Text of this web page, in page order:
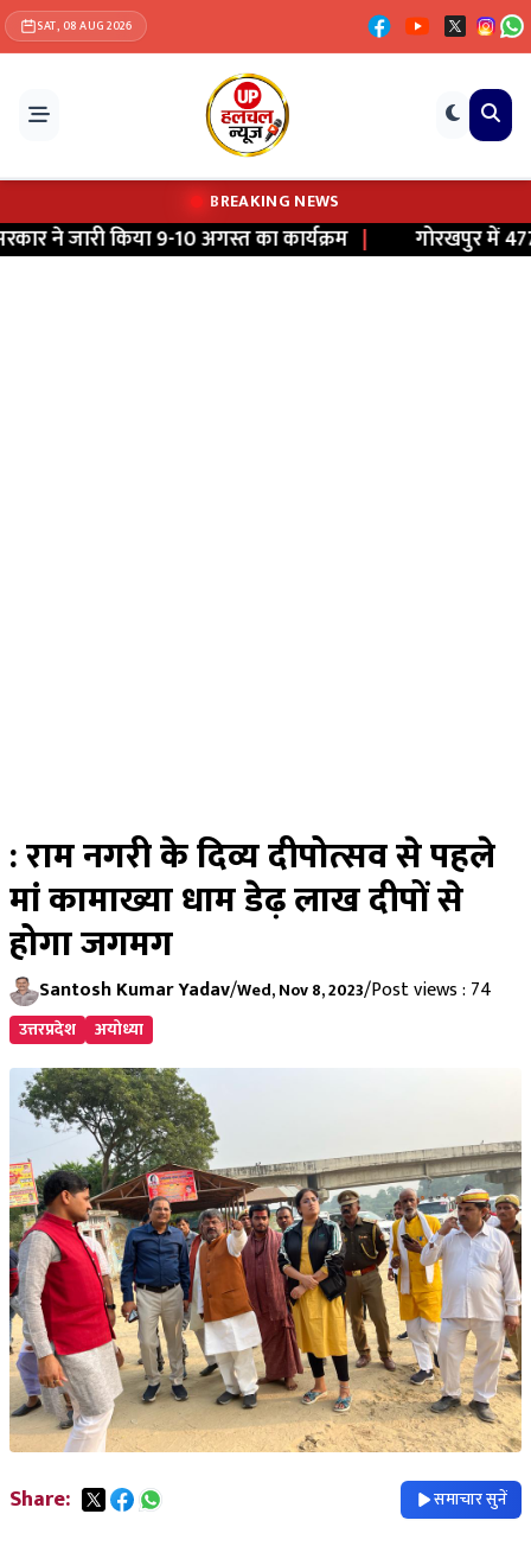
SAT, 08 AUG 2026
BREAKING NEWS
ने जारी किया 9-10 अगस्त का कार्यक्रम | गोरखपुर में 477
: राम नगरी के दिव्य दीपोत्सव से पहले
मां कामाख्या धाम डेढ़ लाख दीपों से
होगा जगमग
Santosh Kumar Yadav/Wed, Nov 8, 2023/Post views : 74
उत्तरप्रदेश अयोध्या
Share: समाचार सुनें